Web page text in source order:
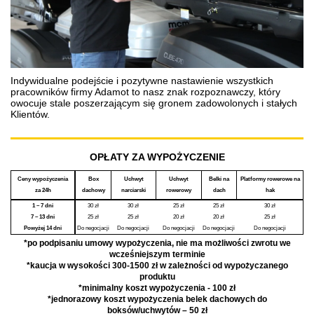
Indywidualne podejście i pozytywne nastawienie wszystkich
pracowników firmy Adamot to nasz znak rozpoznawczy, który
owocuje stale poszerzającym się gronem zadowolonych i stałych
Klientów.
OPŁATY ZA WYPOŻYCZENIE
Ceny wypożyczenia
za 24h
Box
dachowy
Uchwyt
narciarski
Uchwyt
rowerowy
Belki na
dach
Platformy rowerowe na
hak
1 – 7 dni 30 zł 30 zł 25 zł 25 zł
30 zł
7 – 13 dni
25 zł 25 zł 20 zł 20 zł
25 zł
Powyżej 14 dni
Do negocjacji Do negocjacji Do negocjacji Do negocjacji Do negocjacji
*po podpisaniu umowy wypożyczenia, nie ma możliwości zwrotu we
wcześniejszym terminie
*kaucja w wysokości 300-1500 zł w zależności od wypożyczanego
produktu
*minimalny koszt wypożyczenia - 100 zł
*jednorazowy koszt wypożyczenia belek dachowych do
boksów/uchwytów – 50 zł